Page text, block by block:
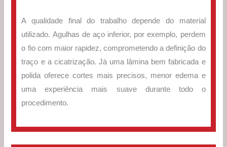
A qualidade final do trabalho depende do material
utilizado. Agulhas de aço inferior, por exemplo, perdem
o fio com maior rapidez, comprometendo a definição do
traço e a cicatrização. Já uma lâmina bem fabricada e
polida oferece cortes mais precisos, menor edema e
uma experiência mais suave durante todo o
procedimento.